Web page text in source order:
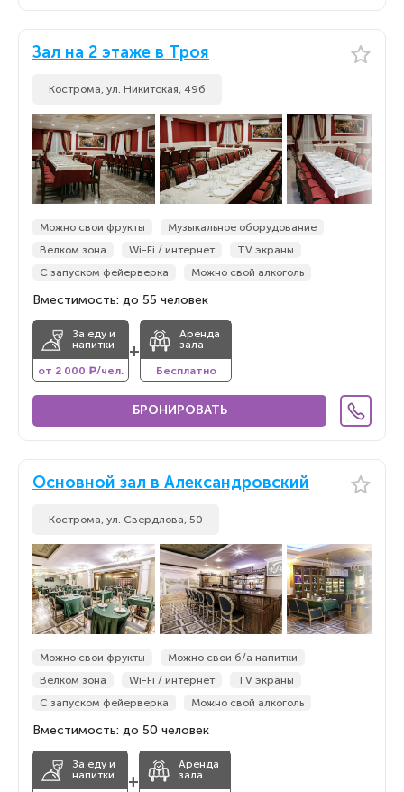
Зал на 2 этаже в Троя
Кострома, ул. Никитская, 49б
Можно свои фрукты
Музыкальное оборудование
Велком зона
Wi-Fi / интернет
TV экраны
С запуском фейерверка
Можно свой алкоголь
Вместимость: до 55 человек
За еду и
напитки
от 2 000 ₽/чел.
+
Аренда
зала
Бесплатно
БРОНИРОВАТЬ
Основной зал в Александровский
Кострома, ул. Свердлова, 50
Можно свои фрукты
Можно свои б/а напитки
Велком зона
Wi-Fi / интернет
TV экраны
С запуском фейерверка
Можно свой алкоголь
Вместимость: до 50 человек
За еду и
напитки
+
Аренда
зала